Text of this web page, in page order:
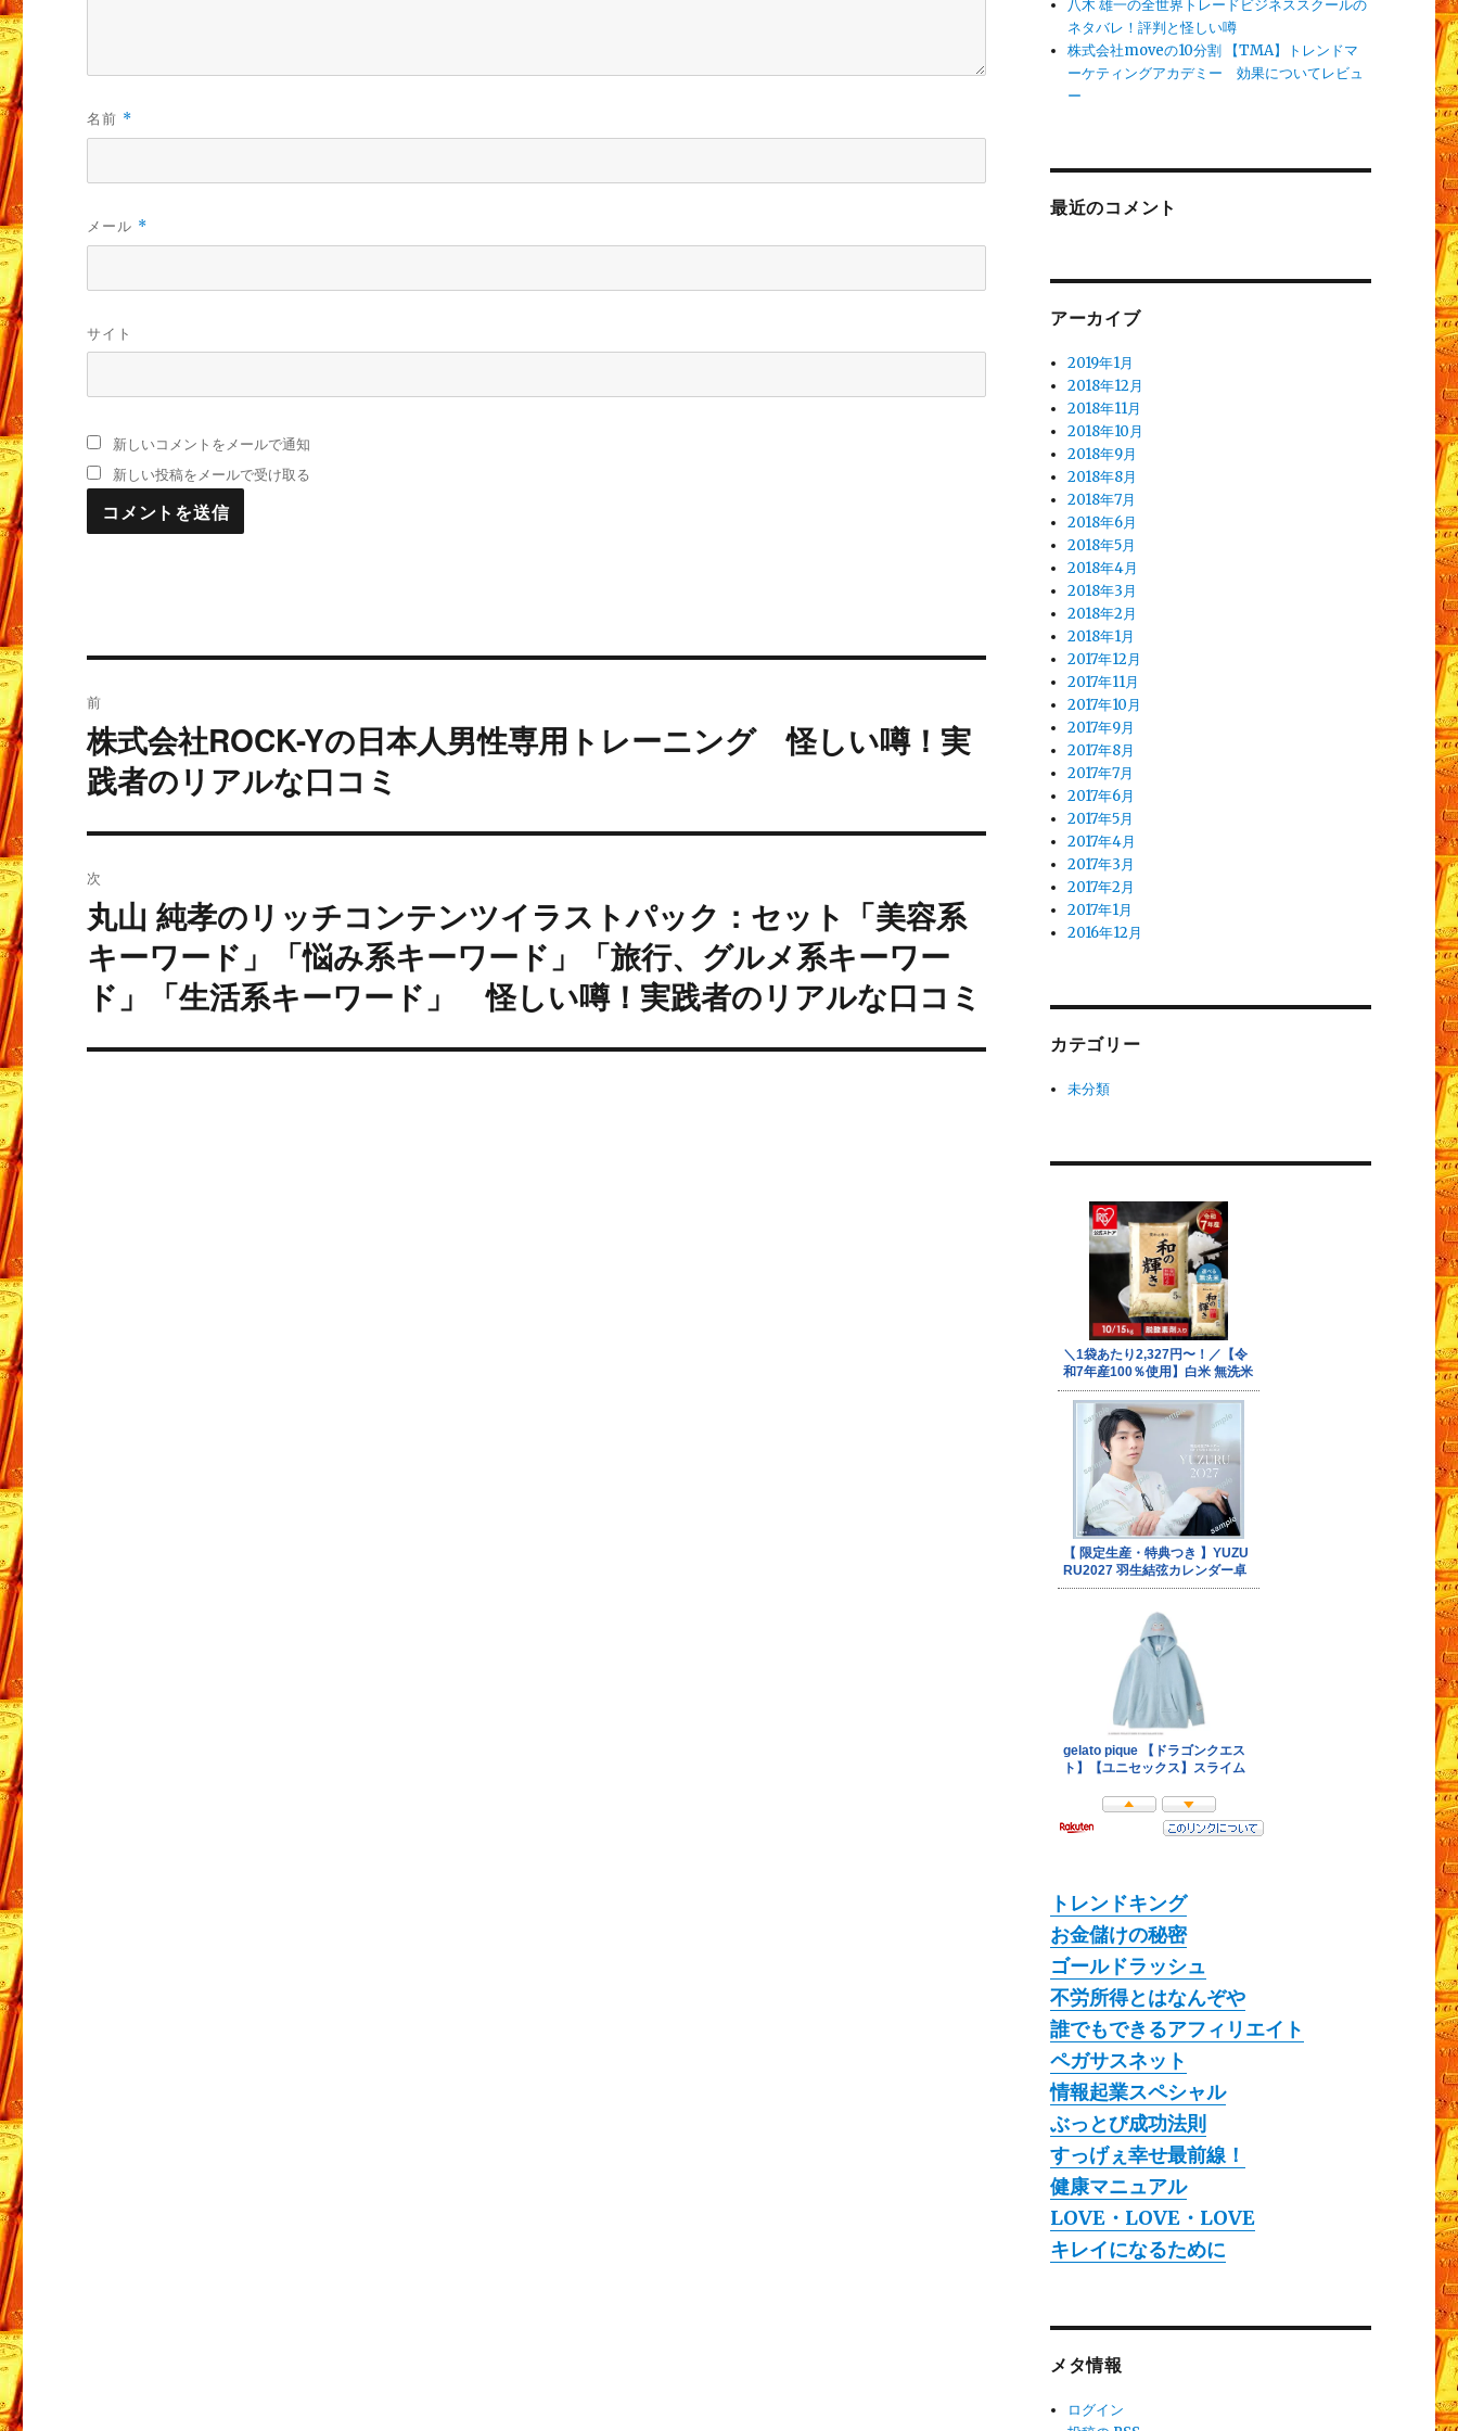
名前 *
メール *
サイト
新しいコメントをメールで通知
新しい投稿をメールで受け取る
稿
ナ
ゲ
ー
シ
ョ
ン
前
過
去
の
投
株式会社ROCK-Yの日本人男性専用トレーニング 怪しい噂！実
践者のリアルな口コミ
次
次
の
投
稿:
丸山 純孝のリッチコンテンツイラストパック：セット「美容系
キーワード」「悩み系キーワード」「旅行、グルメ系キーワー
ド」「生活系キーワード」 怪しい噂！実践者のリアルな口コミ
八木 雄一の全世界トレードビジネススクールの
ネタバレ！評判と怪しい噂
株式会社moveの10分割 【TMA】トレンドマ
ーケティングアカデミー 効果についてレビュ
ー
最近のコメント
アーカイブ
2019年1月
2018年12月
2018年11月
2018年10月
2018年9月
2018年8月
2018年7月
2018年6月
2018年5月
2018年4月
2018年3月
2018年2月
2018年1月
2017年12月
2017年11月
2017年10月
2017年9月
2017年8月
2017年7月
2017年6月
2017年5月
2017年4月
2017年3月
2017年2月
2017年1月
2016年12月
カテゴリー
未分類
トレンドキング
お金儲けの秘密
ゴールドラッシュ
不労所得とはなんぞや
誰でもできるアフィリエイト
ペガサスネット
情報起業スペシャル
ぶっとび成功法則
すっげぇ幸せ最前線！
健康マニュアル
LOVE・LOVE・LOVE
キレイになるために
メタ情報
ログイン